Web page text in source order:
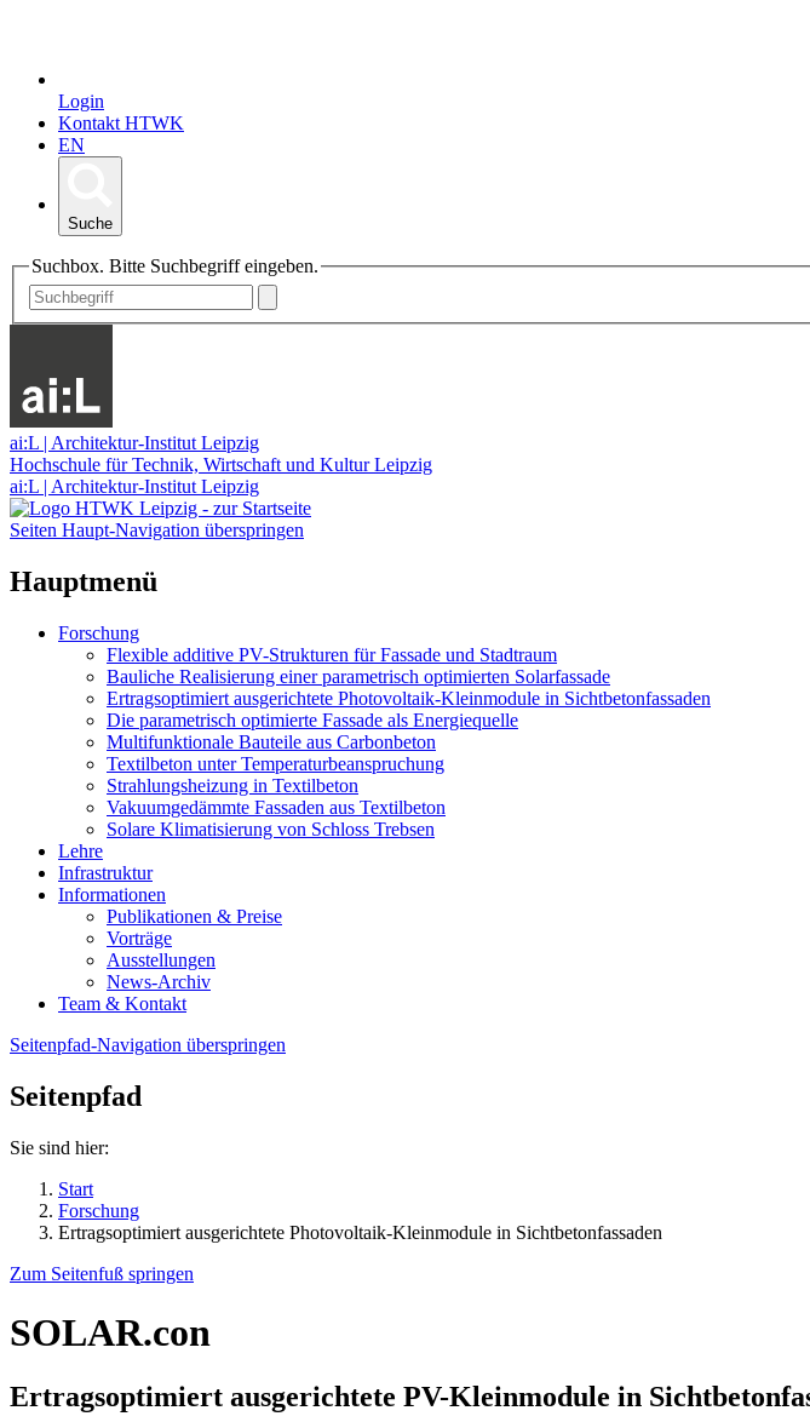
Login
Kontakt HTWK
EN
Suche
Suchbox. Bitte Suchbegriff eingeben.
ai:L | Architektur-Institut Leipzig
Hochschule für Technik, Wirtschaft und Kultur Leipzig
ai:L | Architektur-Institut Leipzig
Seiten Haupt-Navigation überspringen
Hauptmenü
Forschung
Flexible additive PV-Strukturen für Fassade und Stadtraum
Bauliche Realisierung einer parametrisch optimierten Solarfassade
Ertragsoptimiert ausgerichtete Photovoltaik-Kleinmodule in Sichtbetonfassaden
Die parametrisch optimierte Fassade als Energiequelle
Multifunktionale Bauteile aus Carbonbeton
Textilbeton unter Temperaturbeanspruchung
Strahlungsheizung in Textilbeton
Vakuumgedämmte Fassaden aus Textilbeton
Solare Klimatisierung von Schloss Trebsen
Lehre
Infrastruktur
Informationen
Publikationen & Preise
Vorträge
Ausstellungen
News-Archiv
Team & Kontakt
Seitenpfad-Navigation überspringen
Seitenpfad
Sie sind hier:
Start
Forschung
Ertragsoptimiert ausgerichtete Photovoltaik-Kleinmodule in Sichtbetonfassaden
Zum Seitenfuß springen
SOLAR.con
Ertragsoptimiert ausgerichtete PV-Kleinmodule in